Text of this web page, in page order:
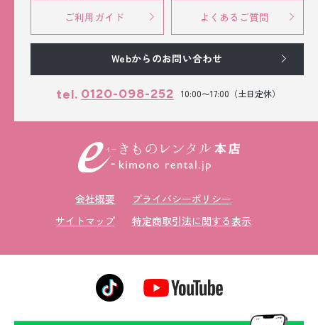
ご利用ガイド よくあるご質問
Webからのお問い合わせ
tel. 0120-098-252 10:00〜17:00（土日定休）
会社概要
プライバシーポリシー
サイトマップ
特定商取引法に関する表示